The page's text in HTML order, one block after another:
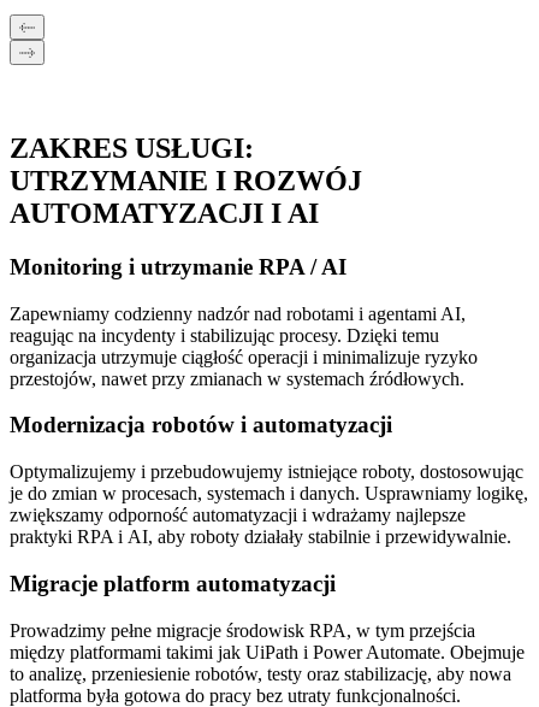
ZAKRES USŁUGI:
UTRZYMANIE I ROZWÓJ
AUTOMATYZACJI I AI
Monitoring i utrzymanie RPA / AI
Zapewniamy codzienny nadzór nad robotami i agentami AI,
reagując na incydenty i stabilizując procesy. Dzięki temu
organizacja utrzymuje ciągłość operacji i minimalizuje ryzyko
przestojów, nawet przy zmianach w systemach źródłowych.
Modernizacja robotów i automatyzacji
Optymalizujemy i przebudowujemy istniejące roboty, dostosowując
je do zmian w procesach, systemach i danych. Usprawniamy logikę,
zwiększamy odporność automatyzacji i wdrażamy najlepsze
praktyki RPA i AI, aby roboty działały stabilnie i przewidywalnie.
Migracje platform automatyzacji
Prowadzimy pełne migracje środowisk RPA, w tym przejścia
między platformami takimi jak UiPath i Power Automate. Obejmuje
to analizę, przeniesienie robotów, testy oraz stabilizację, aby nowa
platforma była gotowa do pracy bez utraty funkcjonalności.